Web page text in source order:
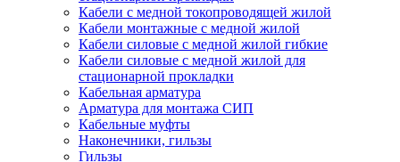
Кабели с медной токопроводящей жилой
Кабели монтажные с медной жилой
Кабели силовые с медной жилой гибкие
Кабели силовые с медной жилой для
стационарной прокладки
Кабельная арматура
Арматура для монтажа СИП
Кабельные муфты
Наконечники, гильзы
Гильзы